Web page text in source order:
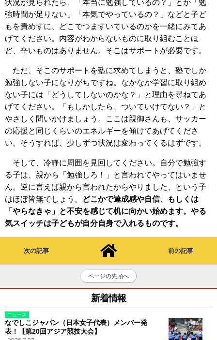
状況が見られたら、「本当に勉強しているの？」とか「勉
強時間が足りない」「本気でやっているの？」などと子ど
もを責めずに、どこでつまずいているのかを一緒にみてあ
げてください。内容がわからないものに取り組むことほ
ど、辛いものはありません。そこはサポートが必要です。
ただ、そこのサポートを塾に求めてしまうと、塾でしか
勉強しない子になりがちですね。なかなか学習に取り組め
ない子には「どうしてしないのかな？」と理由を尋ねてあ
げてください。「もしかしたら、ついていけてない？」と
やさしく問いかけましょう。ここは親御さんも、サッカー
の応援と同じくらいのエネルギーを傾けてあげてくださ
い。そうすれば、少しずつ状況は変わってくるはずです。
そして、冷静に周囲を見回してください。自分で勉強す
る子は、親から「勉強しろ！」と言われてやってはいませ
ん。逆に言えば親から言われたからやりました、という子
はほぼ皆無でしょう。
どこかで達成感や自信、もしくは
「やらなきゃ」と不安を感じて机に向かい始めます。やる
気スイッチは子どもが自分自身で入れるものです。
次の記事 前の記事
ページの先頭へ
新着情報
ニュース
なでしこジャパン（日本女子代表）メンバー発
表！【第20回アジア競技大会】